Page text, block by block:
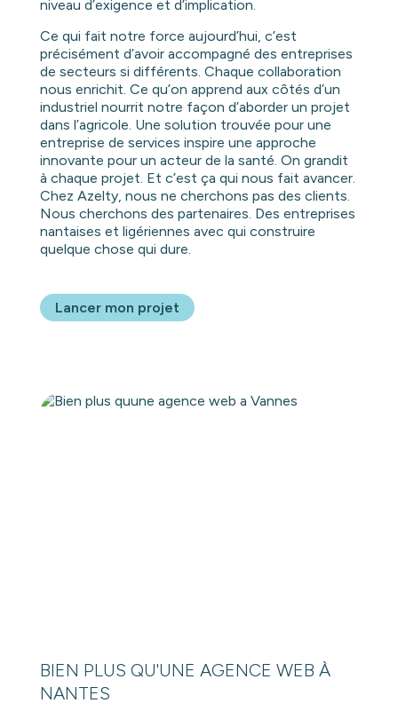
niveau d’exigence et d’implication.
Ce qui fait notre force aujourd’hui, c’est
précisément d’avoir accompagné des entreprises
de secteurs si différents. Chaque collaboration
nous enrichit. Ce qu’on apprend aux côtés d’un
industriel nourrit notre façon d’aborder un projet
dans l’agricole. Une solution trouvée pour une
entreprise de services inspire une approche
innovante pour un acteur de la santé. On grandit
à chaque projet. Et c’est ça qui nous fait avancer.
Chez Azelty, nous ne cherchons pas des clients.
Nous cherchons des partenaires. Des entreprises
nantaises et ligériennes avec qui construire
quelque chose qui dure.
Lancer mon projet
BIEN PLUS QU'UNE AGENCE WEB À
NANTES